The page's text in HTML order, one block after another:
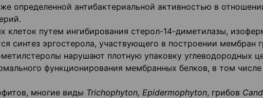
определенной антибактериальной активностью в
клеток путем ингибирования стерол-14-диметилазы,
синтез эргостерола, участвующего в построении мембран
нарушают плотную упаковку углеводородных
функционирования мембранных белков, в том
многие виды Trichophyton, Epidermophyton, грибов